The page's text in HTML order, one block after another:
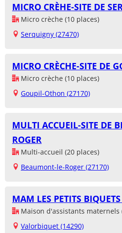
MICRO CRÈHE-SITE DE
Micro crèche (10 places)
Serquigny (27470)
MICRO CRÈCHE-SITE DE
Micro crèche (10 places)
Goupil-Othon (27170)
MULTI ACCUEIL-SITE DE
ROGER
Multi-accueil (20 places)
Beaumont-le-Roger (27170)
MAM LES PETITS
Maison d'assistants maternels
Valorbiquet (14290)